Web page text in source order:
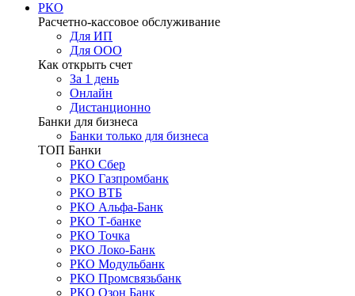
РКО
Расчетно-кассовое обслуживание
Для ИП
Для ООО
Как открыть счет
За 1 день
Онлайн
Дистанционно
Банки для бизнеса
Банки только для бизнеса
ТОП Банки
РКО Сбер
РКО Газпромбанк
РКО ВТБ
РКО Альфа-Банк
РКО Т-банке
РКО Точка
РКО Локо-Банк
РКО Модульбанк
РКО Промсвязьбанк
РКО Озон Банк